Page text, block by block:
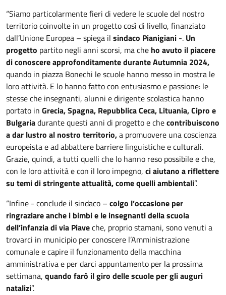
“Siamo particolarmente fieri di vedere le scuole del nostro
territorio coinvolte in un progetto così di livello, finanziato
dall’Unione Europea – spiega il sindaco Pianigiani -. Un
progetto partito negli anni scorsi, ma che ho avuto il piacere
di conoscere approfonditamentedurante Autumnia 2024,
quando in piazza Bonechi le scuole hanno messo in mostra le
loro attività. E lo hanno fatto con entusiasmo e passione: le
stesse che insegnanti, alunni e dirigente scolastica hanno
portato in Grecia, Spagna, Repubblica Ceca, Lituania, Cipro e
Bulgariadurante questi anni di progetto e checontribuiscono
a dar lustro al nostro territorio,a promuovere una coscienza
europeista e ad abbattere barriere linguistiche e culturali.
Grazie, quindi, a tutti quelli che lo hanno reso possibile e che,
con le loro attività e con il loro impegno, ci aiutano a riflettere
su temi di stringente attualità, come quelli ambientali”.
“Infine - conclude il sindaco – colgo l’occasione per
ringraziare anche i bimbi e le insegnanti della scuola
dell’infanzia di via Piaveche, proprio stamani, sono venuti a
trovarci in municipio per conoscere l’Amministrazione
comunale e capire il funzionamento della macchina
amministrativa e per darci appuntamento per la prossima
settimana, quando farò il giro delle scuole per gli auguri
natalizi”.